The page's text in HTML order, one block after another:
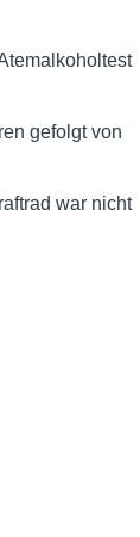
gefolgt von
war nicht